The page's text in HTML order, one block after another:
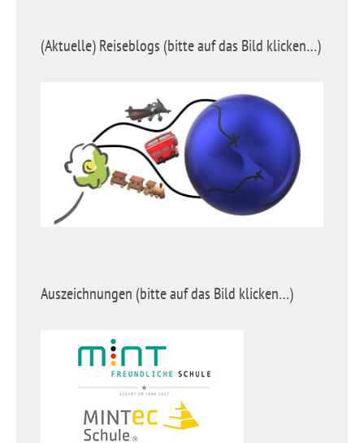
(Aktuelle) Reiseblogs (bitte auf das Bild klicken…)
Auszeichnungen (bitte auf das Bild klicken…)